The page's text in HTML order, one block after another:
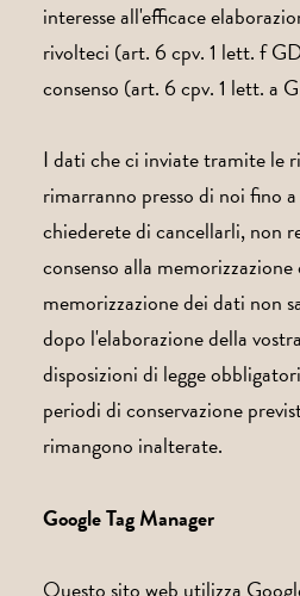
interesse all'efficace
rivolteci (art. 6 cpv. 1 lett. f
consenso (art. 6 cpv. 1 lett. a
I dati che ci inviate tramite le
rimarranno presso di noi fino
chiederete di cancellarli, non
consenso alla
memorizzazione dei dati non
dopo l'elaborazione della
disposizioni di legge
periodi di conservazione
rimangono inalterate.
Google Tag Manager